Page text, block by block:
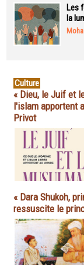
Les
la
Culture
« Dieu, le Juif et
l'islam apportent
Privot
« Dara Shukoh,
ressuscite le